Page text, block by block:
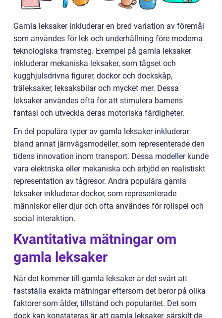
Gamla leksaker inkluderar en bred variation av föremål
som användes för lek och underhållning före moderna
teknologiska framsteg. Exempel på gamla leksaker
inkluderar mekaniska leksaker, som tågset och
kugghjulsdrivna figurer, dockor och dockskåp,
träleksaker, leksaksbilar och mycket mer. Dessa
leksaker användes ofta för att stimulera barnens
fantasi och utveckla deras motoriska färdigheter.
En del populära typer av gamla leksaker inkluderar
bland annat järnvägsmodeller, som representerade den
tidens innovation inom transport. Dessa modeller kunde
vara elektriska eller mekaniska och erbjöd en realistiskt
representation av tågresor. Andra populära gamla
leksaker inkluderar dockor, som representerade
människor eller djur och ofta användes för rollspel och
social interaktion.
Kvantitativa mätningar om
gamla leksaker
När det kommer till gamla leksaker är det svårt att
fastställa exakta mätningar eftersom det beror på olika
faktorer som ålder, tillstånd och popularitet. Det som
dock kan konstateras är att gamla leksaker, särskilt de